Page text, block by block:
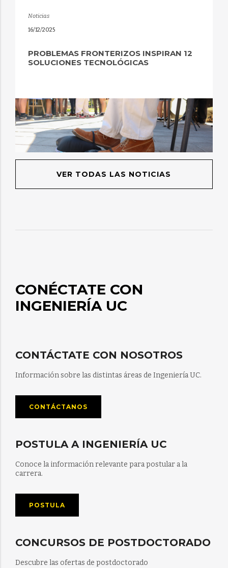
Noticias
16/12/2025
PROBLEMAS FRONTERIZOS INSPIRAN 12
SOLUCIONES TECNOLÓGICAS
VER TODAS LAS NOTICIAS
CONÉCTATE CON
INGENIERÍA UC
CONTÁCTATE CON NOSOTROS
Información sobre las distintas áreas de Ingeniería UC.
CONTÁCTANOS
POSTULA A INGENIERÍA UC
Conoce la información relevante para postular a la
carrera.
POSTULA
CONCURSOS DE POSTDOCTORADO
Descubre las ofertas de postdoctorado